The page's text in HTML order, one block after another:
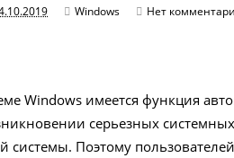
Windows Нет
Windows имеется функция
серьезных
системы. Поэтому